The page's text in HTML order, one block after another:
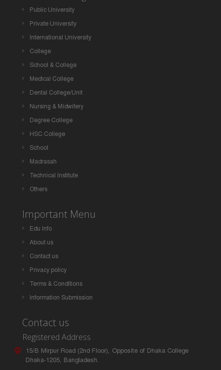
Public University
Private University
International University
College
School & College
Medical College
Dental College/Unit
Nursing & Midwifery
Degree College
HSC College
School
Madrasah
Technical Institute
Others
Important Menu
Edu Info
About us
Contact us
Privacy policy
Terms & Conditions
Information Submission
Contact us
Registered Address
15/B Mirpur Road (2nd Floor), Opposite of Dhaka College
Dhaka-1205, Bangladesh.